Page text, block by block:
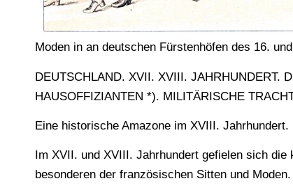
Moden in an deutschen Fürstenhöfen des 16.
DEUTSCHLAND. XVII. XVIII. JAHRHUNDERT.
HAUSOFFIZIANTEN *). MILITÄRISCHE
Eine historische Amazone im XVIII. Jahrhundert.
Im XVII. und XVIII. Jahrhundert gefielen sich
besonderen der französischen Sitten und Moden.